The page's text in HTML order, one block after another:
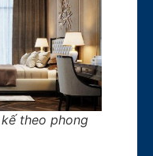
theo phong